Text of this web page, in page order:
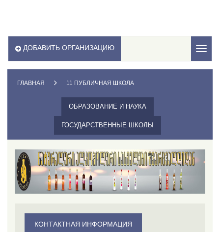
ДОБАВИТЬ ОРГАНИЗАЦИЮ
ГЛАВНАЯ 11 ПУБЛИЧНАЯ ШКОЛА
ОБРАЗОВАНИЕ И НАУКА
ГОСУДАРСТВЕННЫЕ ШКОЛЫ
КОНТАКТНАЯ ИНФОРМАЦИЯ